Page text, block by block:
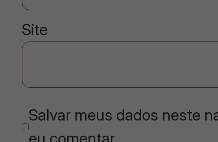
Site
Salvar meus dados neste